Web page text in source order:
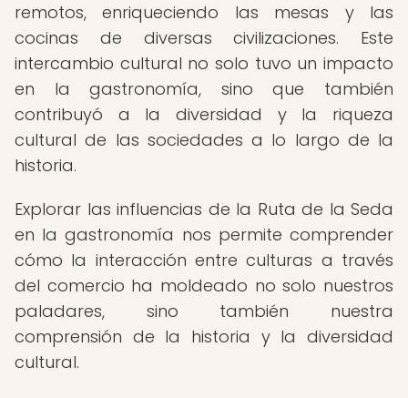
remotos, enriqueciendo las mesas y las
cocinas de diversas civilizaciones. Este
intercambio cultural no solo tuvo un impacto
en la gastronomía, sino que también
contribuyó a la diversidad y la riqueza
cultural de las sociedades a lo largo de la
historia.
Explorar las influencias de la Ruta de la Seda
en la gastronomía nos permite comprender
cómo la interacción entre culturas a través
del comercio ha moldeado no solo nuestros
paladares, sino también nuestra
comprensión de la historia y la diversidad
cultural.